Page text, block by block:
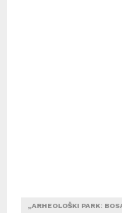
„ARHEOLOŠKI PARK: